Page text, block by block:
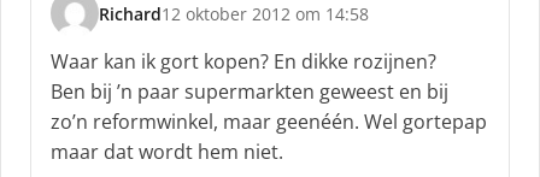
Richard
s
c
h
r
e
e
12 oktober 2012 om 14:58
Waar kan ik gort kopen? En dikke rozijnen?
Ben bij ’n paar supermarkten geweest en bij
zo’n reformwinkel, maar geenéén. Wel gortepap
maar dat wordt hem niet.